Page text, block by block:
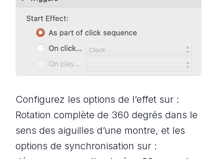
Configurez les options de l’effet sur :
Rotation complète de 360 degrés dans le
sens des aiguilles d’une montre, et les
options de synchronisation sur :